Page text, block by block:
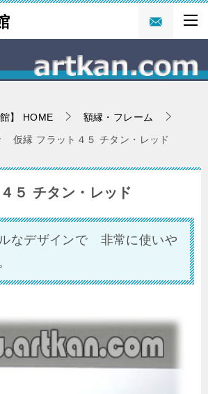
】 HOME
額縁・フレーム
仮縁 フラット４５ チタン・レッド
５ チタン・レッド
なデザインで 非常に使いや